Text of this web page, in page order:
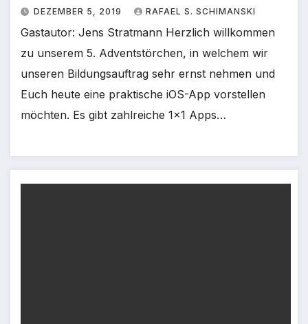
DEZEMBER 5, 2019 RAFAEL S. SCHIMANSKI
Gastautor: Jens Stratmann Herzlich willkommen
zu unserem 5. Adventstörchen, in welchem wir
unseren Bildungsauftrag sehr ernst nehmen und
Euch heute eine praktische iOS-App vorstellen
möchten. Es gibt zahlreiche 1×1 Apps…